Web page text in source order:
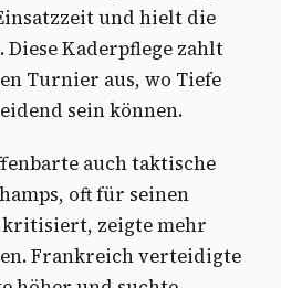
und hielt die
Kaderpflege zahlt
Turnier aus, wo Tiefe
sein können.
auch taktische
oft für seinen
zeigte mehr
Frankreich verteidigte